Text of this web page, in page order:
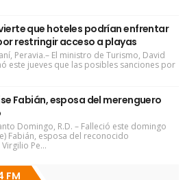
que hoteles podrían enfrentar
restringir acceso a playas
Peravia.– El ministro de Turismo, David
este jueves que las posibles sanciones por
Fabián, esposa del merenguero
Domingo, R.D. – Falleció este domingo
Fabián, esposa del reconocido
Pe...
FM